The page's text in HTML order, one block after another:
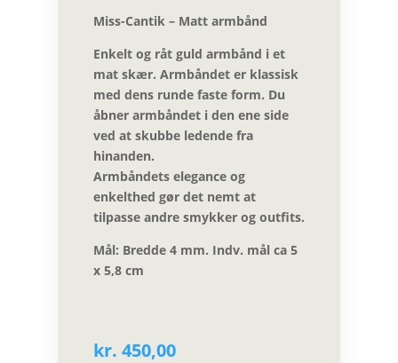
Miss-Cantik – Matt armbånd
Enkelt og råt guld armbånd i et
mat skær. Armbåndet er klassisk
med dens runde faste form. Du
åbner armbåndet i den ene side
ved at skubbe ledende fra
hinanden.
Armbåndets elegance og
enkelthed gør det nemt at
tilpasse andre smykker og outfits.
Mål: Bredde 4 mm. Indv. mål ca 5
x 5,8 cm
kr. 450,00